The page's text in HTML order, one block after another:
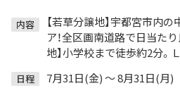
内容
【若草分譲地】宇都宮市内
ア！全区画南道路で日当た
地】小学校まで徒歩約2分。
日程 7月31日(金) ～ 8月31日(月)